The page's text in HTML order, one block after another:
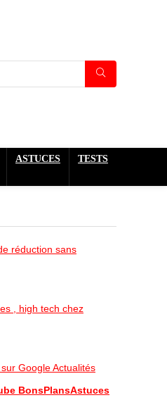
ASTUCES TESTS
réduction sans
, high tech chez
Google Actualités
BonsPlansAstuces